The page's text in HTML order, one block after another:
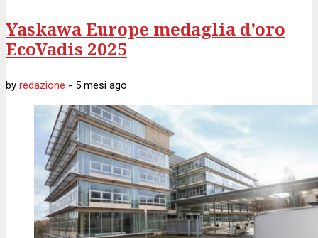
Yaskawa Europe medaglia d’oro
EcoVadis 2025
by redazione - 5 mesi ago